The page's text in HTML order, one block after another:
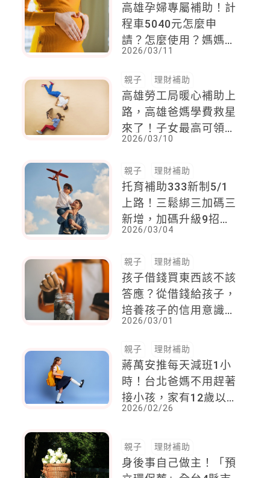
高雄孕婦專屬補助！計
程車5040元怎麼申
請？怎麼使用？媽媽們
必知一次看
2026/03/11
親子 理財補助
高雄勞工局暖心補助上
路，高雄爸媽學費救星
來了！子女最高可領3
萬2補助
2026/03/10
親子 理財補助
托育補助333新制5/1
上路！三鬆綁三加碼三
新增，加碼升級9招，
爸媽不再蠟燭兩頭燒
2026/03/04
親子 理財補助
孩子借錢買東西該不該
答應？從借錢給孩子，
培養孩子的信用意識與
責任感
2026/03/01
親子 理財補助
蔣萬安推每天減班1小
時！台北爸媽不用趕著
接小孩，家有12歲以下
寶貝就適用 ，時間、
2026/02/26
親子 理財補助
身後事自己做主！「預